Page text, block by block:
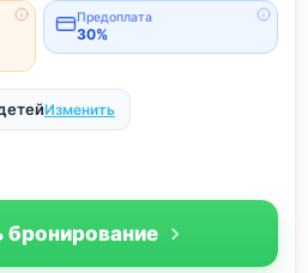
Предоплата
30%
Изменить
бронирование